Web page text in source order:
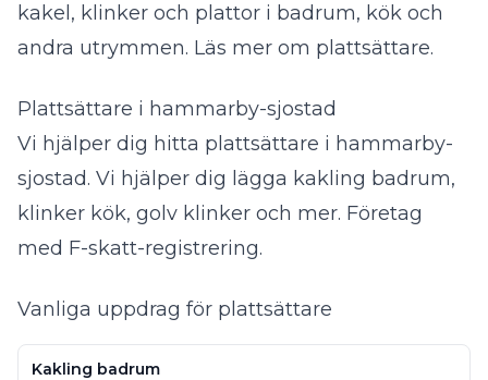
kakel, klinker och plattor i badrum, kök och
andra utrymmen. Läs mer om plattsättare.
Plattsättare i hammarby-sjostad
Vi hjälper dig hitta plattsättare i hammarby-
sjostad. Vi hjälper dig lägga kakling badrum,
klinker kök, golv klinker och mer. Företag
med F-skatt-registrering.
Vanliga uppdrag för plattsättare
Kakling badrum